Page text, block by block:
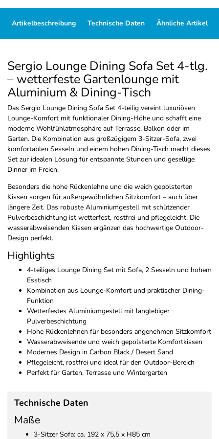
Artikelbeschreibung Technische Daten Ähnliche Artikel
Sergio Lounge Dining Sofa Set 4-tlg.
– wetterfeste Gartenlounge mit
Aluminium & Dining-Tisch
Das Sergio Lounge Dining Sofa Set 4-teilig vereint luxuriösen
Lounge-Komfort mit funktionaler Dining-Höhe und schafft eine
moderne Wohlfühlatmosphäre auf Terrasse, Balkon oder im
Garten. Die Kombination aus großzügigem 3-Sitzer-Sofa, zwei
komfortablen Sesseln und einem hohen Dining-Tisch macht dieses
Set zur idealen Lösung für entspannte Stunden und gesellige
Dinner im Freien.
Besonders die hohe Rückenlehne und die weich gepolsterten
Kissen sorgen für außergewöhnlichen Sitzkomfort – auch über
längere Zeit. Das robuste Aluminiumgestell mit schützender
Pulverbeschichtung ist wetterfest, rostfrei und pflegeleicht. Die
wasserabweisenden Kissen ergänzen das hochwertige Outdoor-
Design perfekt.
Highlights
4-teiliges Lounge Dining Set mit Sofa, 2 Sesseln und hohem
Esstisch
Kombination aus Lounge-Komfort und praktischer Dining-
Funktion
Wetterfestes Aluminiumgestell mit langlebiger
Pulverbeschichtung
Hohe Rückenlehnen für besonders angenehmen Sitzkomfort
Wasserabweisende und weich gepolsterte Komfortkissen
Modernes Design in Carbon Black / Desert Sand
Pflegeleicht, rostfrei und ideal für den Outdoor-Bereich
Perfekt für Garten, Terrasse und Wintergarten
Technische Daten
Maße
3-Sitzer Sofa: ca. 192 x 75,5 x H85 cm